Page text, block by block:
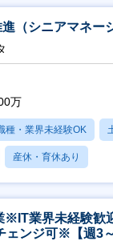
（シニアマネー
万
種・業界未経験OK
産休・育休あり
※IT業界未経験歓
ェンジ可※【週3